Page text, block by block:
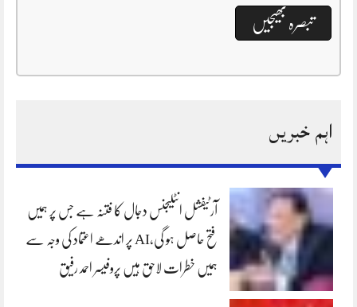
اہم خبریں
آرٹیفشل انٹلیجنس دجال کا فتنہ ہے جس پر ہمیں
فتح حاصل ہو گی،AI پر اندھے اعتماد کی وجہ سے
ہمیں خطرات لاحق ہیں پروفیسر احمد رفیق